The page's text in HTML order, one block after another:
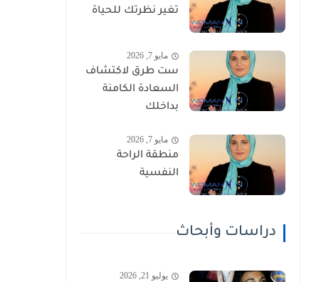
تغير نظرتك للحياة
مايو 7, 2026
ست طرق لاكتشاف
السعادة الكامنة
بداخلك
مايو 7, 2026
منطقة الراحة
النفسية
دراسات وأبحاث
يوليو 21, 2026